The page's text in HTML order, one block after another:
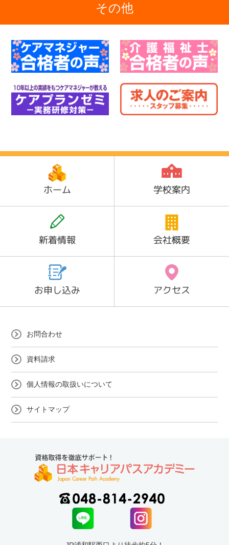
その他
ホーム 学校案内
新着情報 会社概要
お申し込み アクセス
お問合わせ
資料請求
個人情報の取扱いについて
サイトマップ